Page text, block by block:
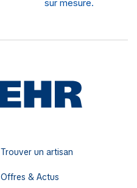
sur mesure.
Trouver un artisan
Offres & Actus